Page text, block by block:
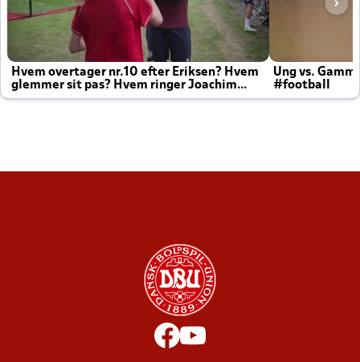
Hvem overtager nr.10 efter Eriksen? Hvem
glemmer sit pas? Hvem ringer Joachim
altid til efter kampe?
Ung vs.
#football